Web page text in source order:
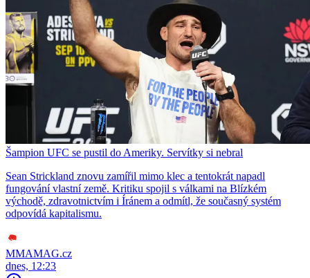
Šampion UFC se pustil do Ameriky. Servítky si nebral
Sean Strickland znovu zamířil mimo klec a tentokrát napadl
fungování vlastní země. Kritiku spojil s válkami na Blízkém
východě, zdravotnictvím i Íránem a odmítl, že současný systém
odpovídá kapitalismu.
MMAMAG.cz
dnes, 12:23